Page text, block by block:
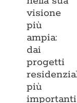
visione
più
ampia:
dai
progetti
più
importanti